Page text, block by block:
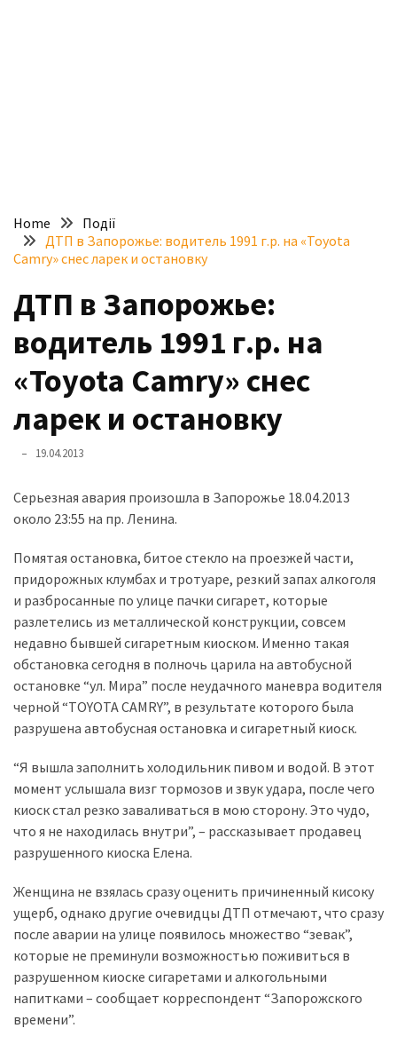
шукати
“як
злити
бензин”
Scania
представила
найсучасніші
вантажівки
Нова
Prelude:
гібридний
камбек
MOST
USED
CATEGORIES
авто
(6 037)
Історії
(3 678)
Тюнинг
спорт
(733)
Події
(521)
Home
Події
ДТП в Запорожье: водитель 1991 г.р. на «Toyota
Camry» снес ларек и остановку
ДТП в Запорожье:
водитель 1991 г.р. на
«Toyota Camry» снес
ларек и остановку
19.04.2013
Серьезная авария произошла в Запорожье 18.04.2013
около 23:55 на пр. Ленина.
Помятая остановка, битое стекло на проезжей части,
придорожных клумбах и тротуаре, резкий запах алкоголя
и разбросанные по улице пачки сигарет, которые
разлетелись из металлической конструкции, совсем
недавно бывшей сигаретным киоском. Именно такая
обстановка сегодня в полночь царила на автобусной
остановке “ул. Мира” после неудачного маневра водителя
черной “TOYOTA CAMRY”, в результате которого была
разрушена автобусная остановка и сигаретный киоск.
“Я вышла заполнить холодильник пивом и водой. В этот
момент услышала визг тормозов и звук удара, после чего
киоск стал резко заваливаться в мою сторону. Это чудо,
что я не находилась внутри”, – рассказывает продавец
разрушенного киоска Елена.
Женщина не взялась сразу оценить причиненный кисоку
ущерб, однако другие очевидцы ДТП отмечают, что сразу
после аварии на улице появилось множество “зевак”,
которые не преминули возможностью поживиться в
разрушенном киоске сигаретами и алкогольными
напитками – сообщает корреспондент “Запорожского
времени”.